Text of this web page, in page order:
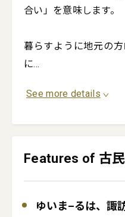
合い」を意味します。
暮らすように地元の
に...
See more details
Features of 古
ゆいま–るは、諏